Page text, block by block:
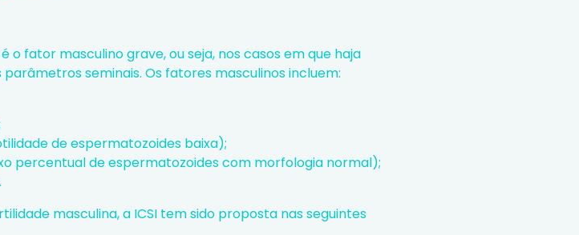
o fator masculino grave, ou seja, nos casos em que haja
seminais. Os fatores masculinos incluem:
de espermatozoides baixa);
percentual de espermatozoides com morfologia normal);
masculina, a ICSI tem sido proposta nas seguintes